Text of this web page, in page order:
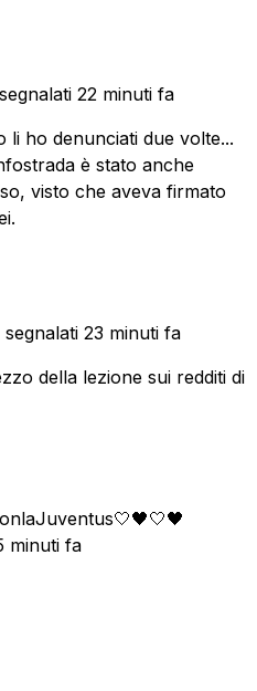
22 minuti fa
li ho denunciati due volte...
è stato anche
visto che aveva firmato
segnalati 23 minuti fa
della lezione sui redditi di
minuti fa